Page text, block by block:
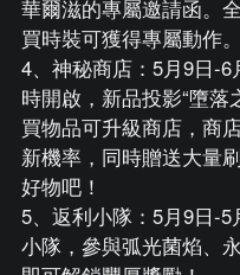
華爾滋的專屬邀請函。
買時裝可獲得專屬動作。
4、神秘商店：5月9日-
時開啟，新品投影“墮
買物品可升級商店，商
新機率，同時贈送大量
好物吧！
5、返利小隊：5月9日-
小隊，參與弧光菌焰、